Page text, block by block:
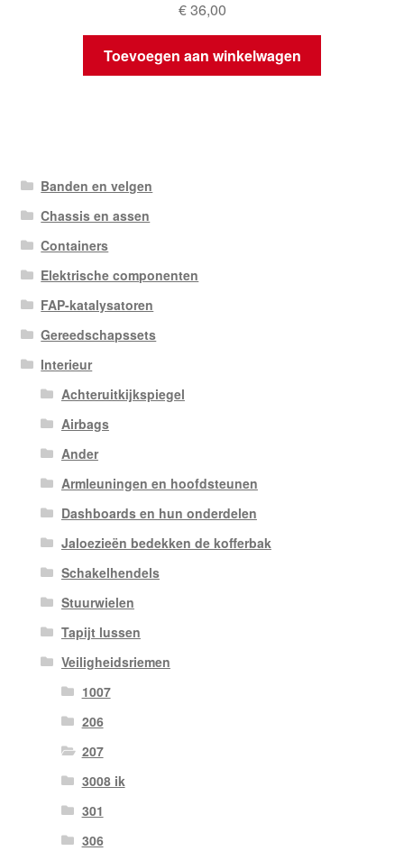
€36,00
Toevoegen aan winkelwagen
Banden en velgen
Chassis en assen
Containers
Elektrische componenten
FAP-katalysatoren
Gereedschapssets
Interieur
Achteruitkijkspiegel
Airbags
Ander
Armleuningen en hoofdsteunen
Dashboards en hun onderdelen
Jaloezieën bedekken de kofferbak
Schakelhendels
Stuurwielen
Tapijt lussen
Veiligheidsriemen
1007
206
207
3008 ik
301
306